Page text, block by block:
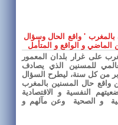
بالمغرب ' واقع الحال وسؤال
الماضي و الواقع و المتأمل
على غرار بلدان المعمور
للمسنين الذي يصادف
من كل سنة، ليطرح السؤال
واقع حال المسنين بالمغرب
النفسية و الاقتصادية
و الصحية وعن مآلهم و